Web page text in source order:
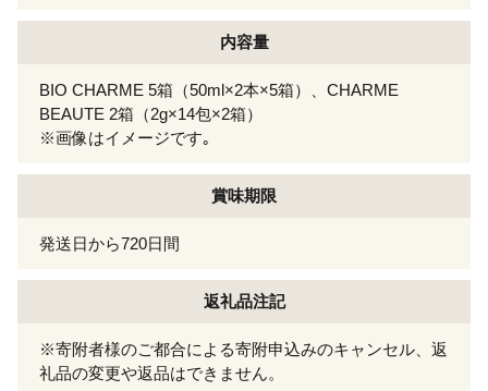
内容量
BIO CHARME 5箱（50ml×2本×5箱）、CHARME
BEAUTE 2箱（2g×14包×2箱）
※画像はイメージです｡
賞味期限
発送日から720日間
返礼品注記
※寄附者様のご都合による寄附申込みのキャンセル、返
礼品の変更や返品はできません。